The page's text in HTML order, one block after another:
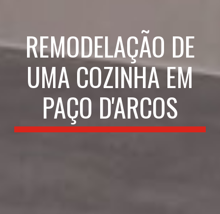
REMODELAÇÃO DE
UMA COZINHA EM
PAÇO D'ARCOS